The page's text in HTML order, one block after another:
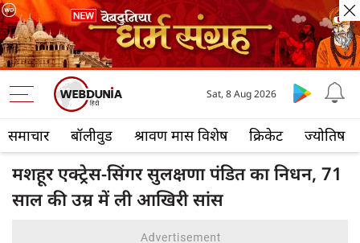
समाचार बॉलीवुड श्रावण मास विशेष क्रिकेट ज्योतिष
Sat, 8 Aug 2026
मशहूर एक्ट्रेस-सिंगर सुलक्षणा पंडित का निधन, 71
साल की उम्र में ली आखिरी सांस